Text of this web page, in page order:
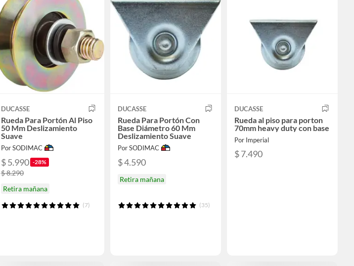
DUCASSE
Rueda Para Portón Al Piso
50 Mm Deslizamiento
Suave
Por SODIMAC
$ 5.990 -28%
$ 8.290
Retira mañana
(7)
DUCASSE
Rueda Para Portón Con
Base Diámetro 60 Mm
Deslizamiento Suave
Por SODIMAC
$ 4.590
Retira mañana
(35)
DUCASSE
Rueda al piso para porton
70mm heavy duty con base
Por Imperial
$ 7.490